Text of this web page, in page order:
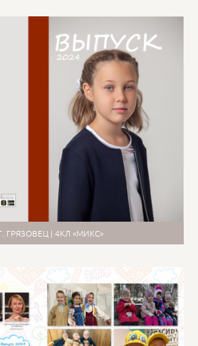
ГРЯЗОВЕЦ | 4КЛ «МИКС»